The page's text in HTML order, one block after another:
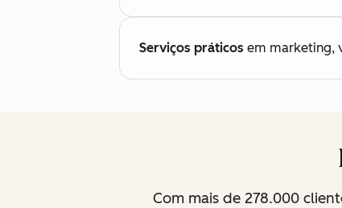
Serviços práticos em marketing,
Com mais de 278.000